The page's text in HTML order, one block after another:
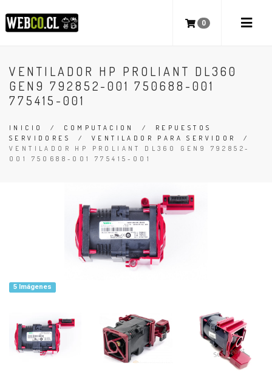
0
VENTILADOR HP PROLIANT DL360
GEN9 792852-001 750688-001
775415-001
INICIO / COMPUTACION / REPUESTOS
SERVIDORES
/VENTILADOR PARA SERVIDOR
/
VENTILADOR HP PROLIANT DL360 GEN9 792852-
001 750688-001 775415-001
5 Imágenes